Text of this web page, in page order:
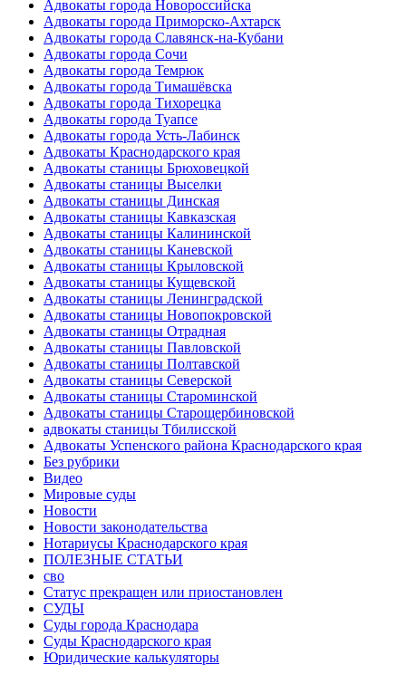
Адвокаты города Новороссийска
Адвокаты города Приморско-Ахтарск
Адвокаты города Славянск-на-Кубани
Адвокаты города Сочи
Адвокаты города Темрюк
Адвокаты города Тимашёвска
Адвокаты города Тихорецка
Адвокаты города Туапсе
Адвокаты города Усть-Лабинск
Адвокаты Краснодарского края
Адвокаты станицы Брюховецкой
Адвокаты станицы Выселки
Адвокаты станицы Динская
Адвокаты станицы Кавказская
Адвокаты станицы Калининской
Адвокаты станицы Каневской
Адвокаты станицы Крыловской
Адвокаты станицы Кущевской
Адвокаты станицы Ленинградской
Адвокаты станицы Новопокровской
Адвокаты станицы Отрадная
Адвокаты станицы Павловской
Адвокаты станицы Полтавской
Адвокаты станицы Северской
Адвокаты станицы Староминской
Адвокаты станицы Старощербиновской
адвокаты станицы Тбилисской
Адвокаты Успенского района Краснодарского края
Без рубрики
Видео
Мировые суды
Новости
Новости законодательства
Нотариусы Краснодарского края
ПОЛЕЗНЫЕ СТАТЬИ
сво
Статус прекращен или приостановлен
СУДЫ
Суды города Краснодара
Суды Краснодарского края
Юридические калькуляторы